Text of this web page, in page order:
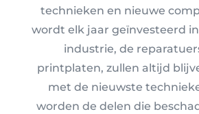
technieken en nieuwe
wordt elk jaar geïnvesteerd
industrie, de
printplaten, zullen altijd
met de nieuwste
worden de delen die